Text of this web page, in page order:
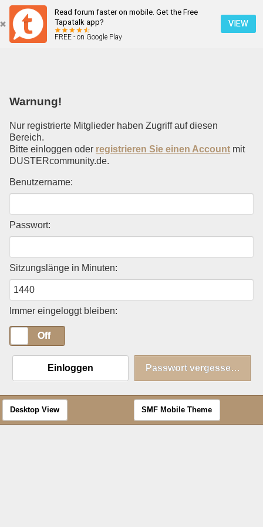
Read forum faster on mobile. Get the Free
Tapatalk app?
FREE - on Google Play
VIEW
Einloggen
Warnung!
Nur registrierte Mitglieder haben Zugriff auf diesen
Bereich.
Bitte einloggen oder registrieren Sie einen Account mit
DUSTERcommunity.de.
Benutzername:
Passwort:
Sitzungslänge in Minuten:
Immer eingeloggt bleiben:
Off
Einloggen Passwort vergessen?
Desktop View SMF Mobile Theme